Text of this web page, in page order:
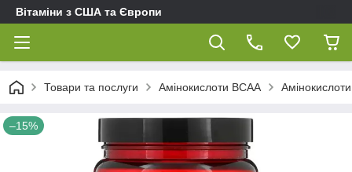
Вітаміни з США та Європи
Товари та послуги Амінокислоти BCAA
–15%